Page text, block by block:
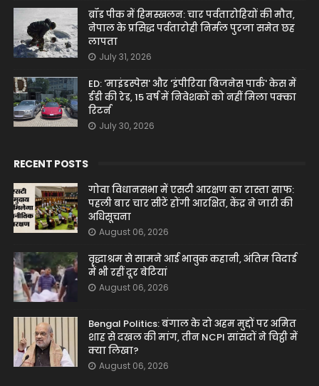
ब्रॉड पीक में हिमस्खलन: चार पर्वतारोहियों की मौत,
नेपाल के प्रसिद्ध पर्वतारोही निर्मल पुरजा समेत छह
लापता
July 31, 2026
ED: 'माइंडस्पेस' और 'इंपीरिया बिजनेस पार्क' केस में
ईडी की रेड, 15 वर्ष में निवेशकों को नहीं मिला पक्का
रिटर्न
July 30, 2026
RECENT POSTS
गोवा विधानसभा में एसटी आरक्षण का रास्ता साफ:
पहली बार चार सीटें होंगी आरक्षित, केंद्र ने जारी की
अधिसूचना
August 06, 2026
वृद्धाश्रम से सामने आई भावुक कहानी, अंतिम विदाई
में भी रहीं दूर बेटियां
August 06, 2026
Bengal Politics: बंगाल के दो अहम मुद्दों पर अमित
शाह से दखल की मांग, तीन NCPI सांसदों ने चिट्ठी में
क्या लिखा?
August 06, 2026